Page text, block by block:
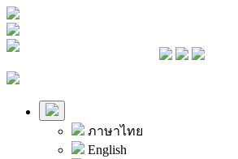
ภาษาไทย
English